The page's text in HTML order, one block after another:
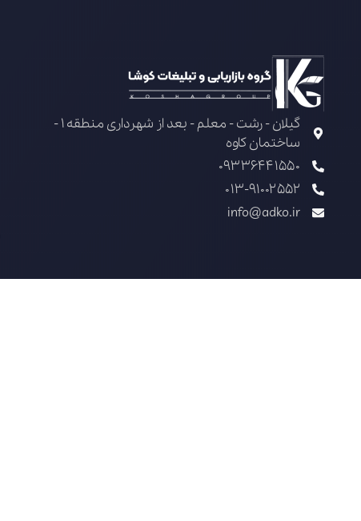
گیلان - رشت - معلم - بعد از شهرداری منطقه 1 -
ساختمان کاوه
09336441550
013-91002552
info@adko.ir